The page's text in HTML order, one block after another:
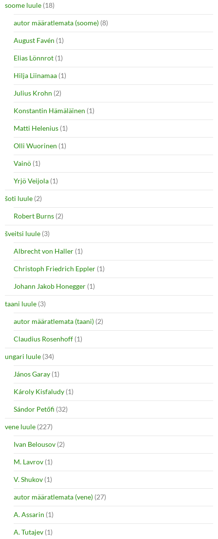
soome luule (18)
autor määratlemata (soome) (8)
August Favén (1)
Elias Lönnrot (1)
Hilja Liinamaa (1)
Julius Krohn (2)
Konstantin Hämäläinen (1)
Matti Helenius (1)
Olli Wuorinen (1)
Vainö (1)
Yrjö Veijola (1)
šoti luule (2)
Robert Burns (2)
šveitsi luule (3)
Albrecht von Haller (1)
Christoph Friedrich Eppler (1)
Johann Jakob Honegger (1)
taani luule (3)
autor määratlemata (taani) (2)
Claudius Rosenhoff (1)
ungari luule (34)
János Garay (1)
Károly Kisfaludy (1)
Sándor Petőfi (32)
vene luule (227)
Ivan Belousov (2)
M. Lavrov (1)
V. Shukov (1)
autor määratlemata (vene) (27)
A. Assarin (1)
A. Tutajev (1)